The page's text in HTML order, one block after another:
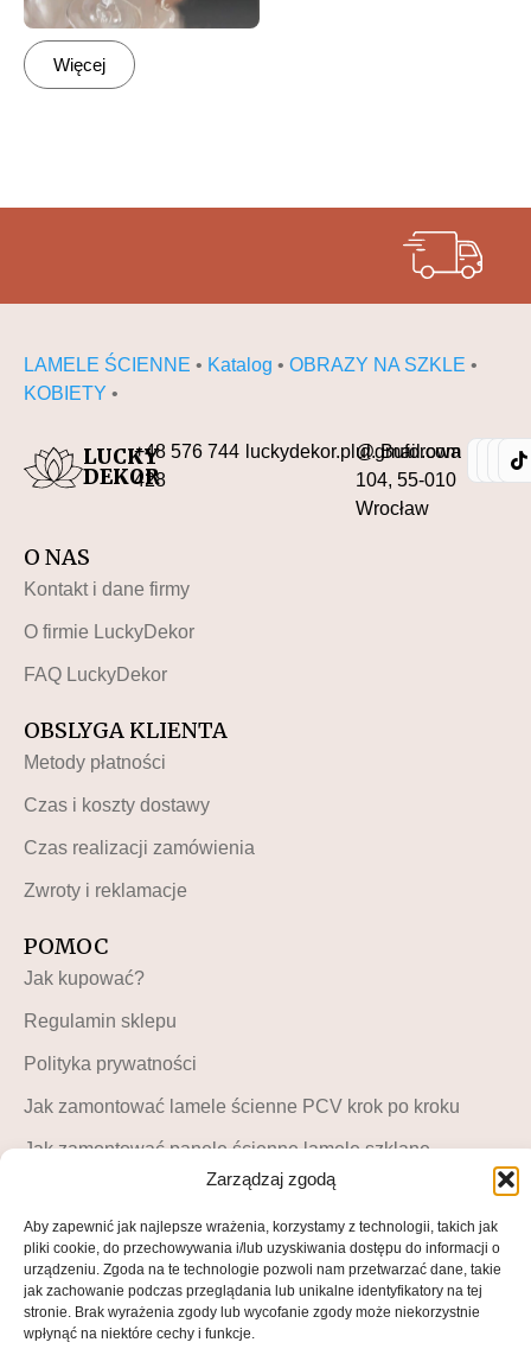
Zarządzaj zgodą
Aby zapewnić jak najlepsze wrażenia, korzystamy z technologii, takich jak
pliki cookie, do przechowywania i/lub uzyskiwania dostępu do informacji o
urządzeniu. Zgoda na te technologie pozwoli nam przetwarzać dane, takie
jak zachowanie podczas przeglądania lub unikalne identyfikatory na tej
stronie. Brak wyrażenia zgody lub wycofanie zgody może niekorzystnie
wpłynąć na niektóre cechy i funkcje.
Więcej
LAMELE ŚCIENNE • Katalog • OBRAZY NA SZKLE •
KOBIETY •
LUCKY
DEKOR
+48 576 744
428
luckydekor.pl@gmail.com
ul. Buforowa
104, 55-010
Wrocław
O NAS
Kontakt i dane firmy
O firmie LuckyDekor
FAQ LuckyDekor
OBSLYGA KLIENTA
Metody płatności
Czas i koszty dostawy
Czas realizacji zamówienia
Zwroty i reklamacje
POMOC
Jak kupować?
Regulamin sklepu
Polityka prywatności
Jak zamontować lamele ścienne PCV krok po kroku
Jak zamontować panele ścienne lamele szklane –
instrukcja krok po kroku
MOJE KONTO
Moje konto
Blog LuckyDekor
Lista życzeń